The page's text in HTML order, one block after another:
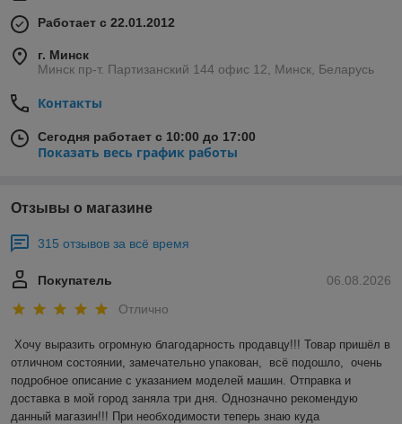
Работает с 22.01.2012
г. Минск
Минск пр-т. Партизанский 144 офис 12, Минск, Беларусь
Контакты
Сегодня работает с 10:00 до 17:00
Показать весь график работы
Отзывы о магазине
315 отзывов за всё время
06.08.2026
Покупатель
Отлично
Хочу выразить огромную благодарность продавцу!!! Товар пришёл в
отличном состоянии, замечательно упакован,  всё подошло,  очень
подробное описание с указанием моделей машин. Отправка и
доставка в мой город заняла три дня. Однозначно рекомендую
данный магазин!!! При необходимости теперь знаю куда